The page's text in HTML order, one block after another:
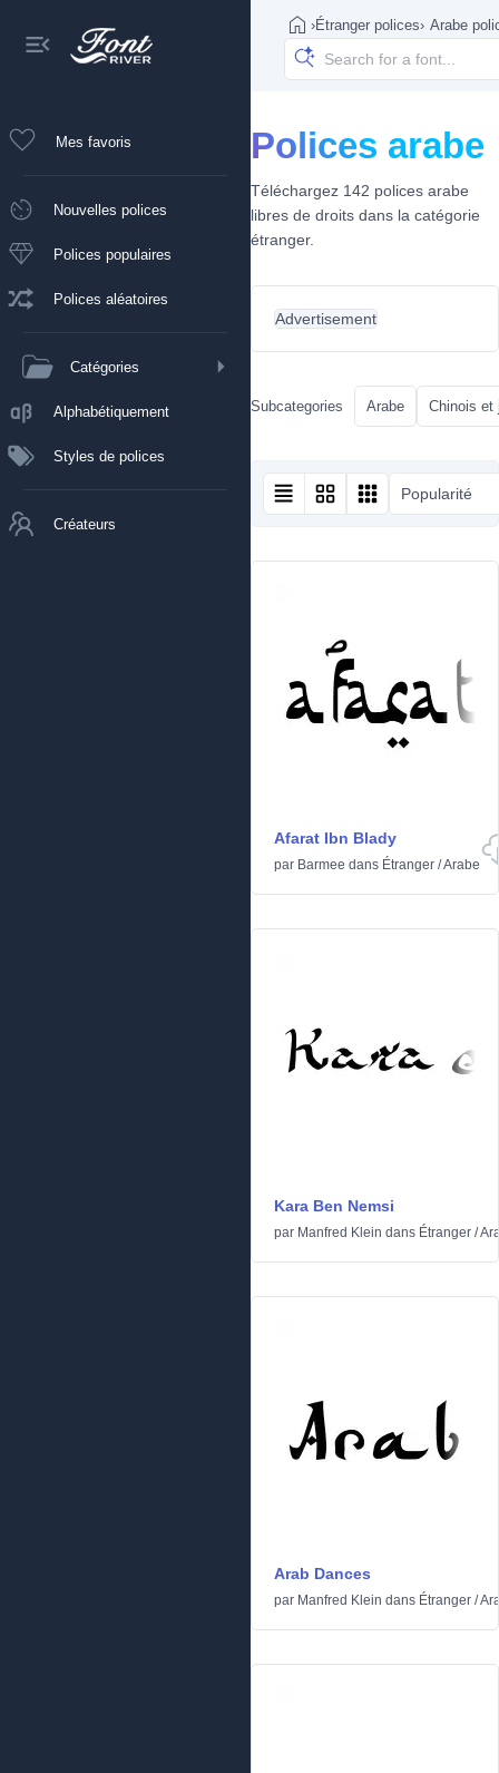
Mes favoris
Nouvelles polices
Polices populaires
Polices aléatoires
Catégories
Alphabétiquement
Styles de polices
Créateurs
›Étranger polices› Arabe
Polices arabe
Téléchargez 142 polices arabe
libres de droits dans la catégorie
étranger.
Advertisement
Subcategories Arabe Chinois et
Popularité
Afarat Ibn Blady
par Barmee dans Étranger /Arabe
Kara Ben Nemsi
par Manfred Klein dans Étranger /
Arab Dances
par Manfred Klein dans Étranger /